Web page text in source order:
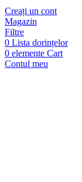
Creați un cont
Magazin
Filtre
0 Lista dorințelor
0 elemente Cart
Contul meu